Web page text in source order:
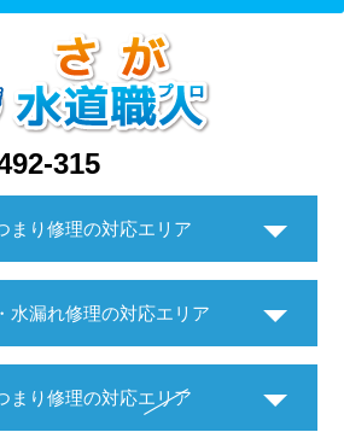
315
まり修理の対応エリア
水漏れ修理の対応エリア
まり修理の対応エリア